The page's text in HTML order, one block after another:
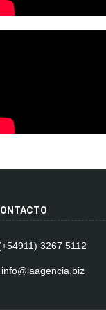
3267 5112